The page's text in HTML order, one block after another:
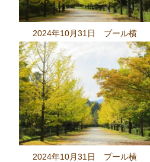
2024年10月31日 プール横
2024年10月31日 プール横